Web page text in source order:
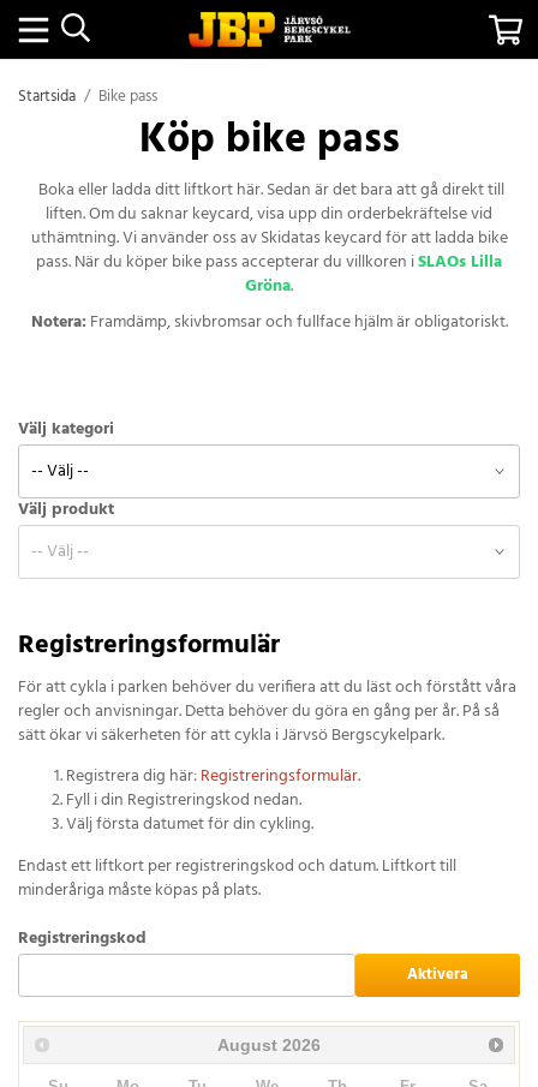
Startsida / Bike pass
Köp bike pass
Boka eller ladda ditt liftkort här. Sedan är det bara att gå direkt till
liften. Om du saknar keycard, visa upp din orderbekräftelse vid
uthämtning. Vi använder oss av Skidatas keycard för att ladda bike
pass. När du köper bike pass accepterar du villkoren iSLAOs Lilla
Gröna.
Notera: Framdämp, skivbromsar och fullface hjälm är obligatoriskt.
Välj kategori
Välj produkt
Registreringsformulär
För att cykla i parken behöver du verifiera att du läst och förstått våra
regler och anvisningar. Detta behöver du göra en gång per år. På så
sätt ökar vi säkerheten för att cykla i Järvsö Bergscykelpark.
Registrera dig här:Registreringsformulär.
Fyll i din Registreringskod nedan.
Välj första datumet för din cykling.
Endast ett liftkort per registreringskod och datum. Liftkort till
minderåriga måste köpas på plats.
Registreringskod
Aktivera
August 2026